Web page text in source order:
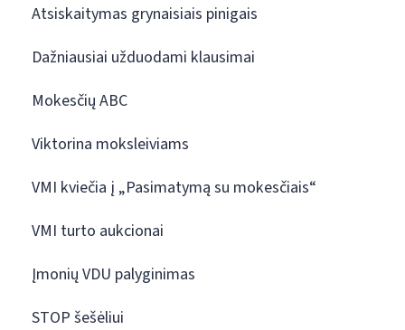
Atsiskaitymas grynaisiais pinigais
Dažniausiai užduodami klausimai
Mokesčių ABC
Viktorina moksleiviams
VMI kviečia į „Pasimatymą su mokesčiais“
VMI turto aukcionai
Įmonių VDU palyginimas
STOP šešėliui